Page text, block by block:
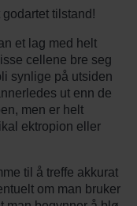
tilstand!
et lag med helt
cellene bre seg
synlige på utsiden
ut enn de
men er helt
ektropion eller
til å treffe akkurat
om man bruker